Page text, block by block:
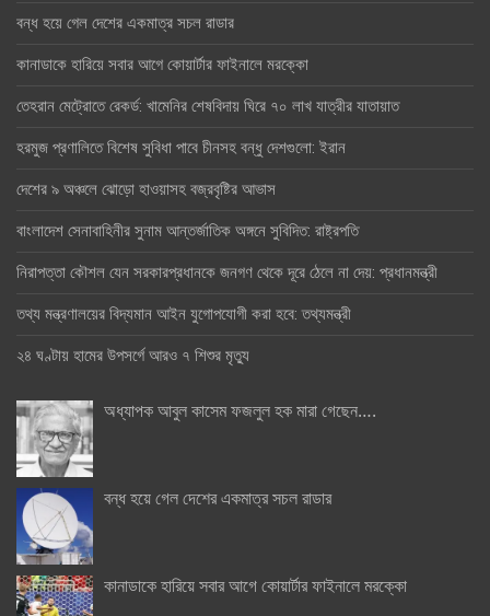
বন্ধ হয়ে গেল দেশের একমাত্র সচল রাডার
কানাডাকে হারিয়ে সবার আগে কোয়ার্টার ফাইনালে মরক্কো
তেহরান মেট্রোতে রেকর্ড: খামেনির শেষবিদায় ঘিরে ৭০ লাখ যাত্রীর যাতায়াত
হরমুজ প্রণালিতে বিশেষ সুবিধা পাবে চীনসহ বন্ধু দেশগুলো: ইরান
দেশের ৯ অঞ্চলে ঝোড়ো হাওয়াসহ বজ্রবৃষ্টির আভাস
বাংলাদেশ সেনাবাহিনীর সুনাম আন্তর্জাতিক অঙ্গনে সুবিদিত: রাষ্ট্রপতি
নিরাপত্তা কৌশল যেন সরকারপ্রধানকে জনগণ থেকে দূরে ঠেলে না দেয়: প্রধানমন্ত্রী
তথ্য মন্ত্রণালয়ের বিদ্যমান আইন যুগোপযোগী করা হবে: তথ্যমন্ত্রী
২৪ ঘণ্টায় হামের উপসর্গে আরও ৭ শিশুর মৃত্যু
অধ্যাপক আবুল কাসেম ফজলুল হক মারা গেছেন….
বন্ধ হয়ে গেল দেশের একমাত্র সচল রাডার
কানাডাকে হারিয়ে সবার আগে কোয়ার্টার ফাইনালে মরক্কো